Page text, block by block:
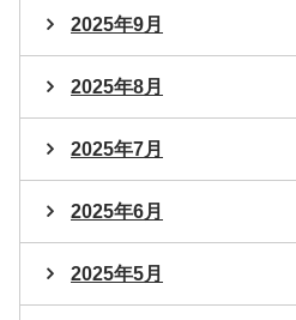
2025年9月
2025年8月
2025年7月
2025年6月
2025年5月